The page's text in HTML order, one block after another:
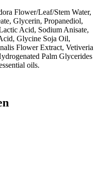
Flower/Leaf/Stem Water,
Glycerin, Propanediol,
Acid, Sodium Anisate,
Glycine Soja Oil,
Flower Extract, Vetiveria
Palm Glycerides
oils.